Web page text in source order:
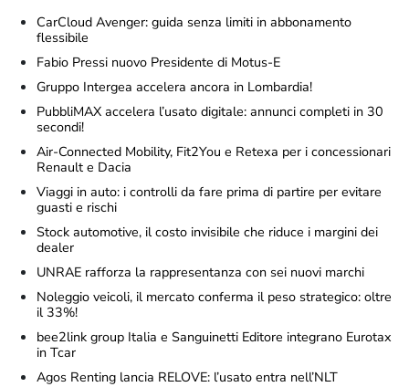
CarCloud Avenger: guida senza limiti in abbonamento
flessibile
Fabio Pressi nuovo Presidente di Motus-E
Gruppo Intergea accelera ancora in Lombardia!
PubbliMAX accelera l’usato digitale: annunci completi in 30
secondi!
Air-Connected Mobility, Fit2You e Retexa per i concessionari
Renault e Dacia
Viaggi in auto: i controlli da fare prima di partire per evitare
guasti e rischi
Stock automotive, il costo invisibile che riduce i margini dei
dealer
UNRAE rafforza la rappresentanza con sei nuovi marchi
Noleggio veicoli, il mercato conferma il peso strategico: oltre
il 33%!
bee2link group Italia e Sanguinetti Editore integrano Eurotax
in Tcar
Agos Renting lancia RELOVE: l’usato entra nell’NLT